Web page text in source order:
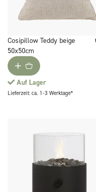
Cosipillow Teddy beige
50x50cm
Auf Lager
Lieferzeit: ca. 1-3 Werktage*